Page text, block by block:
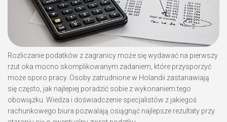
Rozliczanie podatków z zagranicy może się wydawać na pierwszy
rzut oka mocno skomplikowanym zadaniem, które przysporzyć
może sporo pracy. Osoby zatrudnione w Holandii zastanawiają
się często, jak najlepiej poradzić sobie z wykonaniem tego
obowiązku. Wiedza i doświadczenie specjalistów z jakiegoś
rachunkowego biura pozwalają osiągnąć najlepsze rezultaty przy